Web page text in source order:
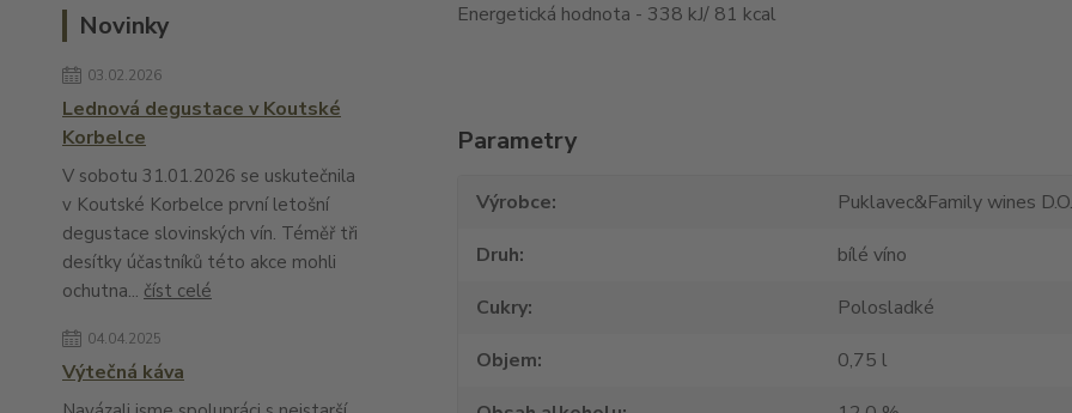
Novinky
03.02.2026
Lednová degustace v Koutské
Korbelce
V sobotu 31.01.2026 se uskutečnila
v Koutské Korbelce první letošní
degustace slovinských vín. Téměř tři
desítky účastníků této akce mohli
ochutna... číst celé
04.04.2025
Výtečná káva
Energetická hodnota - 338 kJ/ 81 kcal
Parametry
Výrobce
Puklavec&Family wines
Druh
bílé víno
Cukry
Polosladké
Objem
0,75 l